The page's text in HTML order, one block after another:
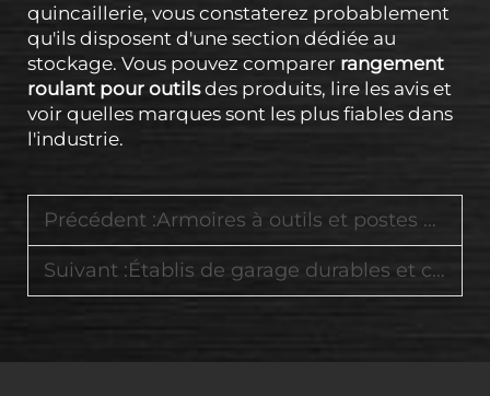
quincaillerie, vous constaterez probablement
qu'ils disposent d'une section dédiée au
stockage. Vous pouvez comparer rangement
roulant pour outilsdes produits, lire les avis et
voir quelles marques sont les plus fiables dans
l'industrie.
Précédent :Armoires à outils et postes de travail de qualité industrielle conçus pour les garages et ateliers modernes
Suivant :Établis de garage durables et chariots à outils roulants pour les passionnés de bricolage et les techniciens automobiles